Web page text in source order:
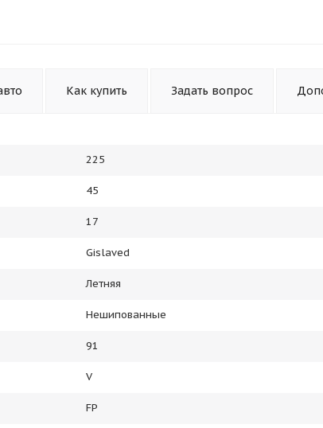
Как купить Задать вопрос
225
45
17
Gislaved
Летняя
Нешипованные
91
V
FP